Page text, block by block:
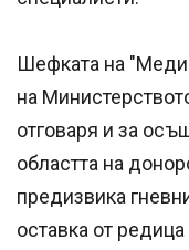
Шефката на
на
отговаря и за
областта на
предизвика
оставка от